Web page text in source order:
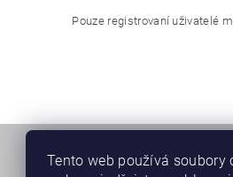
Pouze registrovaní uživatelé
Tento web používá